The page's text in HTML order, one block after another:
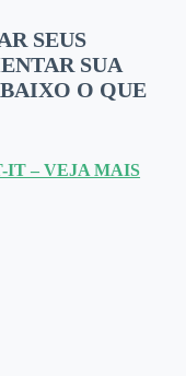
SEUS
SUA
O QUE
IT – VEJA MAIS